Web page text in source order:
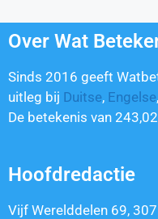
Over Wat
Sinds 2016 geeft
uitleg bij Duitse, Engelse,
De betekenis van
Hoofdredactie
Vijf Werelddelen 69,